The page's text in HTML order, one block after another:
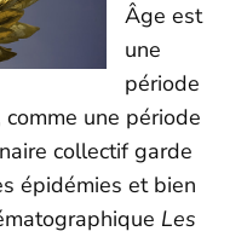
Âge est
une
période
une période
collectif garde
épidémies et bien
Les